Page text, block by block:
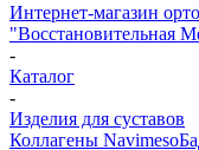
Интернет-магазин
"Восстановительная
-
Каталог
-
Изделия для суставов
Коллагены Navimeso